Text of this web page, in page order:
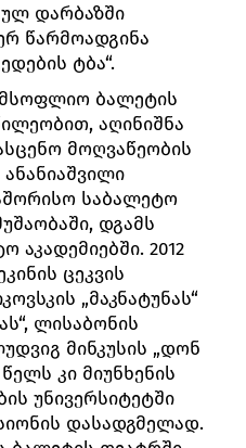
დარბაზში
წარმოადგინა
ტბა“.
მსოფლიო ბალეტის
აღინიშნა
მოღვაწეობის
საბალეტო
დგამს
აკადემიებში. 2012
ცეკვის
„მაკნატუნას“
ლისაბონის
მინკუსის „დონ
კი მიუნხენის
უნივერსიტეტში
დასადგმელად.